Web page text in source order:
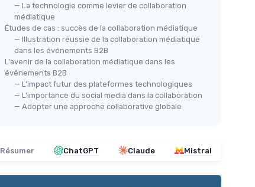
— La technologie comme levier de collaboration
médiatique
Études de cas : succès de la collaboration médiatique
— Illustration réussie de la collaboration médiatique
dans les événements B2B
L'avenir de la collaboration médiatique dans les
événements B2B
— L'impact futur des plateformes technologiques
— L'importance du social media dans la collaboration
— Adopter une approche collaborative globale
Résumer ChatGPT Claude Mistral